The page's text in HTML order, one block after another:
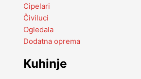
Cipelari
Čiviluci
Ogledala
Dodatna oprema
Kuhinje